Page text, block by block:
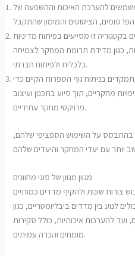
להערכת האיכות וההשפעה של
בקטגוריה זו מסייעים בפיתוח מדיניות
כגון מדידת תרומת המחקר לצמיחה
כלכלית ולפיתוח חברתי.
בניתוח גוף הספרות הקיים כדי
מחקריים, תוך סיוע בתכנון ועיצוב
פרויקטי מחקר עתידיים.
בהתבסס על השימוש הספציפי שלהם,
מגוון מגוון של סוגי מחוונים
צורות שונות ולהקיף מדדים כמותיים
לנוע בין מדדים ביבליומטריים, כגון
ועד להערכות איכותיות, כולל סקירות
מומחים והכרה עמיתים.